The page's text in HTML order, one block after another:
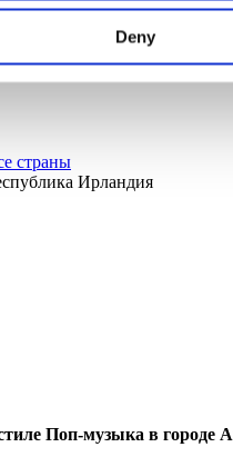
Deny
страны
Ирландия
Поп-музыка в городе